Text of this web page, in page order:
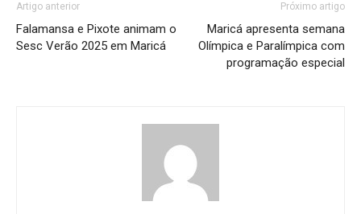
Artigo anterior
Falamansa e Pixote animam o
Sesc Verão 2025 em Maricá
Próximo artigo
Maricá apresenta semana
Olímpica e Paralímpica com
programação especial